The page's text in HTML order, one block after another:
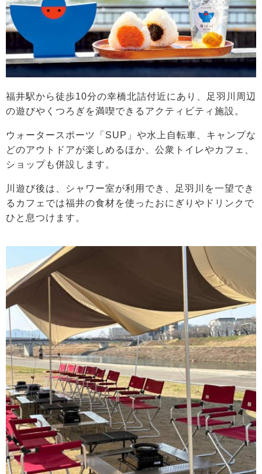
福井駅から徒歩10分の幸橋北詰付近にあり、足羽川周辺
の遊びやくつろぎを満喫できるアクティビティ施設。
ウォータースポーツ「SUP」や水上自転車、キャンプな
どのアウトドアが楽しめるほか、公衆トイレやカフェ、
ショップも併設します。
川遊び後は、シャワー室が利用でき、足羽川を一望でき
るカフェでは福井の食材を使ったおにぎりやドリンクで
ひと息つけます。